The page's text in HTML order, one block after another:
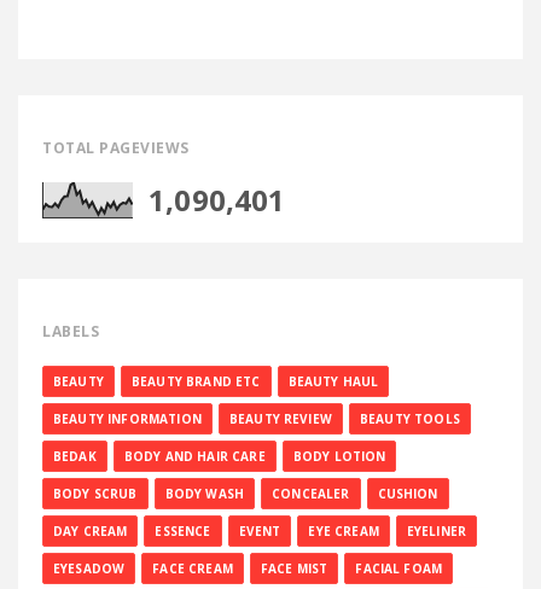
TOTAL PAGEVIEWS
1,090,401
LABELS
BEAUTY BEAUTY BRAND ETC BEAUTY HAUL
BEAUTY INFORMATION BEAUTY REVIEW BEAUTY TOOLS
BEDAK BODY AND HAIR CARE BODY LOTION
BODY SCRUB BODY WASH CONCEALER CUSHION
DAY CREAM ESSENCE EVENT EYE CREAM EYELINER
EYESADOW FACE CREAM FACE MIST FACIAL FOAM